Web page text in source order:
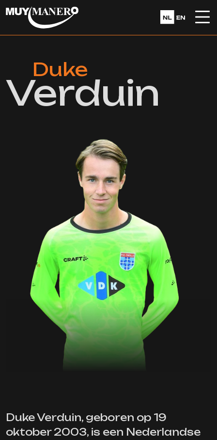
Duke
Verduin
Duke Verduin, geboren op 19
oktober 2003, is een Nederlandse